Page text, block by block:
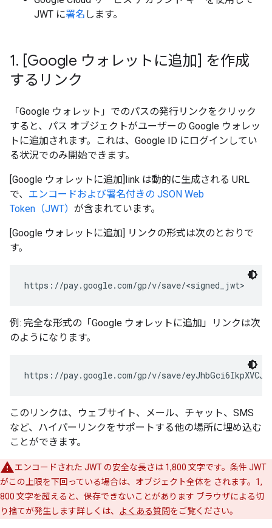
JWT に署名 します。
1. [Google ウォレットに追加] を作成
するリンク
「Google ウォレット」でのパスの発行リンクをクリック
すると、パス オブジェクトがユーザーの Google ウォレッ
トに追加されます。これは、Google ID にログインしてい
る状況でのみ開始できます。
[Google ウォレットに追加]link は動的に生成される URL
で、 エンコードおよび署名付きの JSON Web
Token（JWT） が含まれています。
[Google ウォレットに追加] リンクの形式は次のとおりで
す。
例: 完全な形式の「Google ウォレットに追加」リンクは次
のようになります。
https://pay.google.com/gp/v/save/
このリンクは、ウェブサイト、メール、チャット、SMS
など、ハイパーリンクをサポートする他の場所に埋め込む
ことができます。
エンコードされた JWT の安全な長さは 1,800 文字です。条件 JWT
がこの上限を下回っている場合は、オブジェクト全体を されます。1,
800 文字を超えると、保存できないことがあります ブラウザによる切
り捨てが発生します詳しくは、
よくある質問をご覧ください。